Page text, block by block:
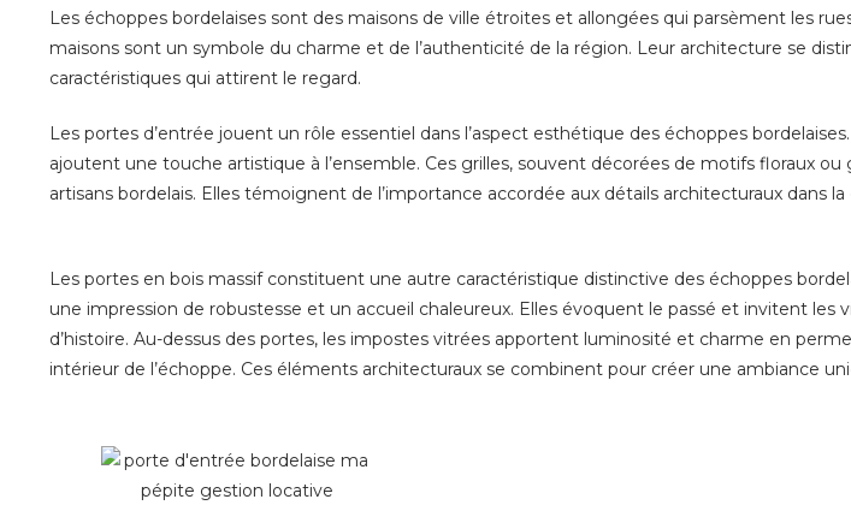
Les échoppes bordelaises sont des maisons de ville étroites et allongées qui parsèment les
maisons sont un symbole du charme et de l’authenticité de la région. Leur architecture se
caractéristiques qui attirent le regard.
Les portes d’entrée jouent un rôle essentiel dans l’aspect esthétique des échoppes
ajoutent une touche artistique à l’ensemble. Ces grilles, souvent décorées de motifs floraux
artisans bordelais. Elles témoignent de l’importance accordée aux détails architecturaux dans
Les portes en bois massif constituent une autre caractéristique distinctive des échoppes
une impression de robustesse et un accueil chaleureux. Elles évoquent le passé et invitent les
d’histoire. Au-dessus des portes, les impostes vitrées apportent luminosité et charme en
intérieur de l’échoppe. Ces éléments architecturaux se combinent pour créer une ambiance